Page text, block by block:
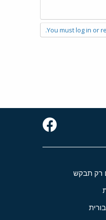
You must log in or
רק תבקש